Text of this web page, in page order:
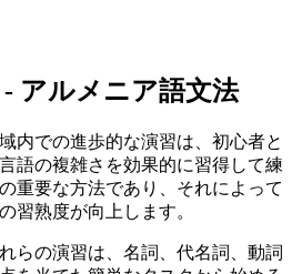
アルメニア語文法
内での進歩的な演習は、初心者と
語の複雑さを効果的に習得して練
重要な方法であり、それによって
習熟度が向上します。
らの演習は、名詞、代名詞、動詞